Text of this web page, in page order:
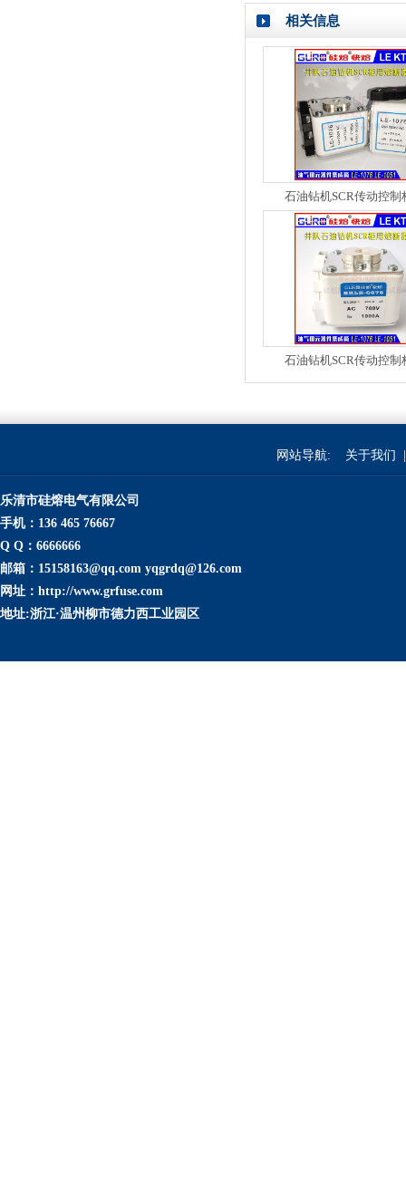
相关信息
石油钻机SCR传动控制
石油钻机SCR传动控制
网站导航: 关于我们
乐清市硅熔电气有限公司
手机：136 465 76667
Q Q：6666666
邮箱：15158163@qq.com yqgrdq@126.com
网址：http://www.grfuse.com
地址:浙江·温州柳市德力西工业园区